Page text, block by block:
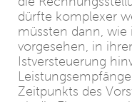
dürfte komplexer
müssten dann, wie
vorgesehen, in
Istversteuerung
Zeitpunkts des